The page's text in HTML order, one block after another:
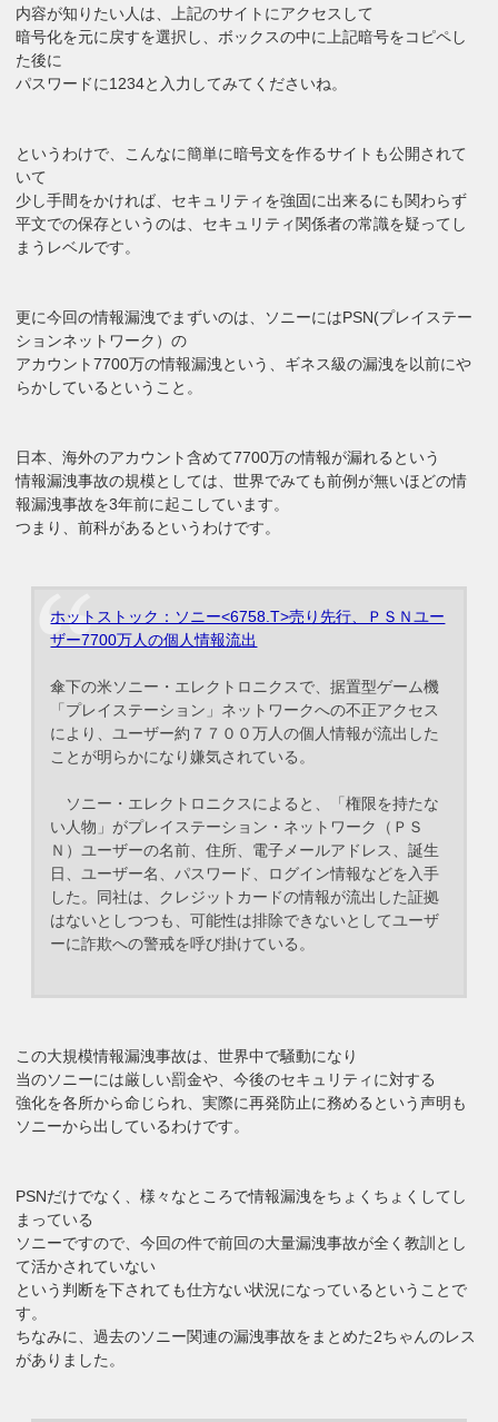
内容が知りたい人は、上記のサイトにアクセスして
暗号化を元に戻すを選択し、ボックスの中に上記暗号をコピペし
た後に
パスワードに1234と入力してみてくださいね。
というわけで、こんなに簡単に暗号文を作るサイトも公開されて
いて
少し手間をかければ、セキュリティを強固に出来るにも関わらず
平文での保存というのは、セキュリティ関係者の常識を疑ってし
まうレベルです。
更に今回の情報漏洩でまずいのは、ソニーにはPSN(プレイステー
ションネットワーク）の
アカウント7700万の情報漏洩という、ギネス級の漏洩を以前にや
らかしているということ。
日本、海外のアカウント含めて7700万の情報が漏れるという
情報漏洩事故の規模としては、世界でみても前例が無いほどの情
報漏洩事故を3年前に起こしています。
つまり、前科があるというわけです。
ホットストック：ソニー<6758.T>売り先行、ＰＳＮユー
ザー7700万人の個人情報流出
傘下の米ソニー・エレクトロニクスで、据置型ゲーム機
「プレイステーション」ネットワークへの不正アクセス
により、ユーザー約７７００万人の個人情報が流出した
ことが明らかになり嫌気されている。
ソニー・エレクトロニクスによると、「権限を持たな
い人物」がプレイステーション・ネットワーク（ＰＳ
Ｎ）ユーザーの名前、住所、電子メールアドレス、誕生
日、ユーザー名、パスワード、ログイン情報などを入手
した。同社は、クレジットカードの情報が流出した証拠
はないとしつつも、可能性は排除できないとしてユーザ
ーに詐欺への警戒を呼び掛けている。
この大規模情報漏洩事故は、世界中で騒動になり
当のソニーには厳しい罰金や、今後のセキュリティに対する
強化を各所から命じられ、実際に再発防止に務めるという声明も
ソニーから出しているわけです。
PSNだけでなく、様々なところで情報漏洩をちょくちょくしてし
まっている
ソニーですので、今回の件で前回の大量漏洩事故が全く教訓とし
て活かされていない
という判断を下されても仕方ない状況になっているということで
す。
ちなみに、過去のソニー関連の漏洩事故をまとめた2ちゃんのレス
がありました。